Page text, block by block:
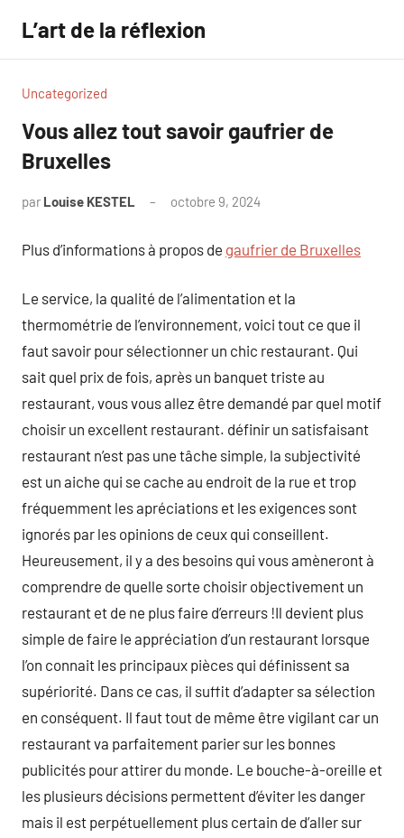
contenu
L’art de la réflexion
Uncategorized
Vous allez tout savoir gaufrier de
Bruxelles
par Louise KESTEL octobre 9, 2024
Plus d’informations à propos de gaufrier de Bruxelles
Le service, la qualité de l’alimentation et la
thermométrie de l’environnement, voici tout ce que il
faut savoir pour sélectionner un chic restaurant. Qui
sait quel prix de fois, après un banquet triste au
restaurant, vous vous allez être demandé par quel motif
choisir un excellent restaurant. définir un satisfaisant
restaurant n’est pas une tâche simple, la subjectivité
est un aiche qui se cache au endroit de la rue et trop
fréquemment les apréciations et les exigences sont
ignorés par les opinions de ceux qui conseillent.
Heureusement, il y a des besoins qui vous amèneront à
comprendre de quelle sorte choisir objectivement un
restaurant et de ne plus faire d’erreurs !Il devient plus
simple de faire le appréciation d’un restaurant lorsque
l’on connait les principaux pièces qui définissent sa
supériorité. Dans ce cas, il suffit d’adapter sa sélection
en conséquent. Il faut tout de même être vigilant car un
restaurant va parfaitement parier sur les bonnes
publicités pour attirer du monde. Le bouche-à-oreille et
les plusieurs décisions permettent d’éviter les danger
mais il est perpétuellement plus certain de d’aller sur